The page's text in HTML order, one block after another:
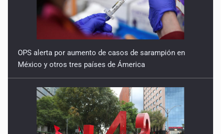
OPS alerta por aumento de casos de sarampión en
México y otros tres países de Ámerica